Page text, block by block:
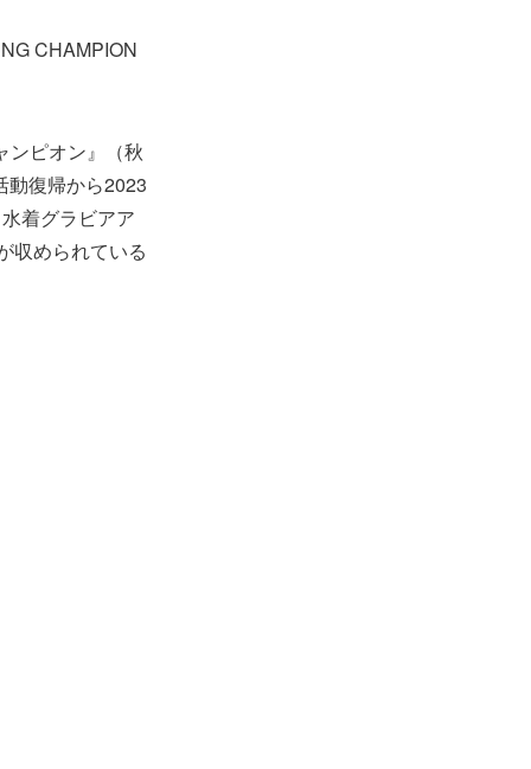
CHAMPION
ンピオン』（秋
動復帰から2023
着グラビアア
収められている